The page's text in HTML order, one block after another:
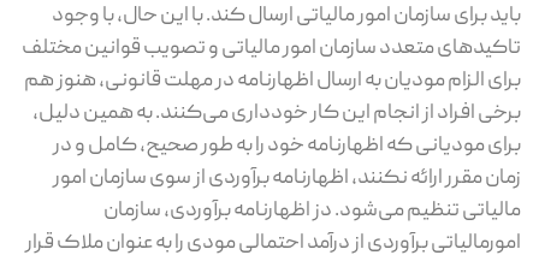
باید برای سازمان امور مالیاتی ارسال کند. با این حال، با وجود
تاکیدهای متعدد سازمان امور مالیاتی و تصویب قوانین مختلف
برای الزام مودیان به ارسال اظهارنامه در مهلت قانونی، هنوز هم
برخی افراد از انجام این کار خودداری می‌کنند. به همین دلیل،
برای مودیانی که اظهارنامه خود را به ‌طور صحیح، کامل و در
زمان مقرر ارائه نکنند، اظهارنامه برآوردی از سوی سازمان امور
مالیاتی تنظیم می‌شود. دز اظهارنامه برآوردی، سازمان
امورمالیاتی برآوردی از درآمد احتمالی مودی را به عنوان ملاک قرار